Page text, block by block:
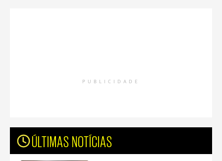
PUBLICIDADE
ÚLTIMAS NOTÍCIAS